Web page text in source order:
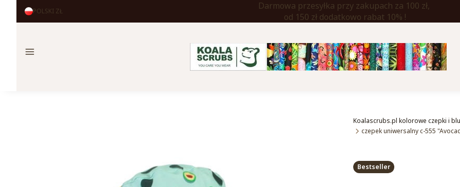
POLSKI ZŁ
Darmowa przesyłka przy zakupach za 100 zł,
od 150 zł dodatkowo rabat 10% !
Menu
Koalascrubs.pl kolorowe czepki i
czepek uniwersalny c-555
Etykiety
Bestseller